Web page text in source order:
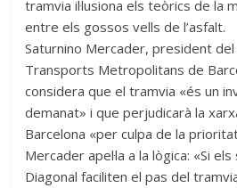
tramvia il·lusiona els teòrics de la
entre els gossos vells de l’asfalt.
Saturnino Mercader, president
Transports Metropolitans de
considera que el tramvia «és un
demanat» i que perjudicarà la
Barcelona «per culpa de la
Mercader apel·la a la lògica: «Si
Diagonal faciliten el pas del